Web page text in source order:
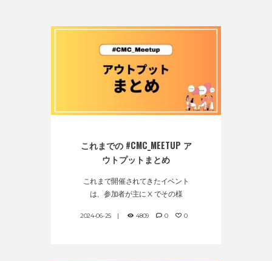
これまでの #CMC_MEETUP ア
ウトプットまとめ
これまで開催されてきたイベント
は、参加者が主に X でその様
2024-06-25 4809 0 0